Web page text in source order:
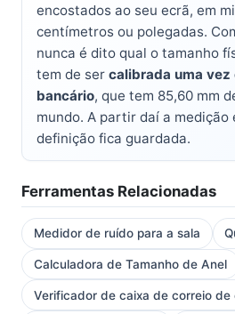
encostados ao seu ecrã, em
centímetros ou polegadas.
nunca é dito qual o tamanho
tem de ser calibrada uma vez
bancário, que tem 85,60 mm
mundo. A partir daí a medição
definição fica guardada.
Ferramentas Relacionadas
Medidor de ruído para a sala
Calculadora de Tamanho de Anel
Verificador de caixa de correio de